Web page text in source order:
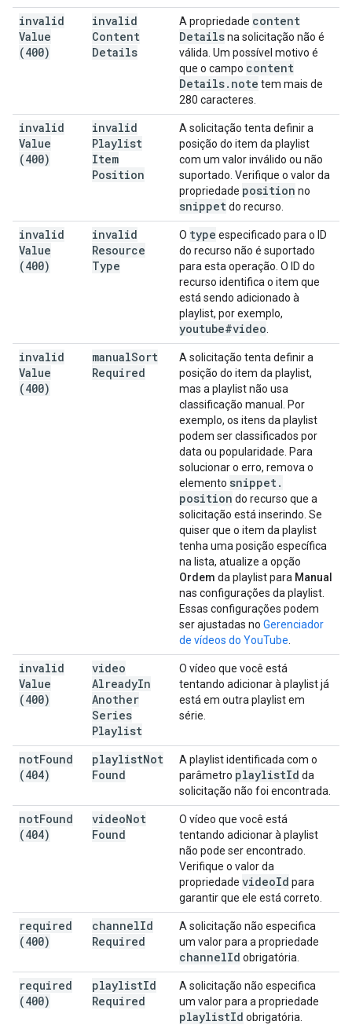
invalid
Value
(400)
invalid
Content
Details
A propriedade content
Detailsna solicitação não é
válida. Um possível motivo é
que o campo content
Details. note tem mais de
280 caracteres.
invalid
Value
(400)
invalid
Playlist
Item
Position
A solicitação tenta definir a
posição do item da playlist
com um valor inválido ou não
suportado. Verifique o valor da
propriedade position no
snippetdo recurso.
invalid
Value
(400)
invalid
Resource
Type
O type especificado para o ID
do recurso não é suportado
para esta operação. O ID do
recurso identifica o item que
está sendo adicionado à
playlist, por exemplo,
youtube#video
invalid
Value
(400)
manualSort
Required
A solicitação tenta definir a
posição do item da playlist,
mas a playlist não usa
classificação manual. Por
exemplo, os itens da playlist
podem ser classificados por
data ou popularidade. Para
solucionar o erro, remova o
elemento snippet.
position do recurso que a
solicitação está inserindo. Se
quiser que o item da playlist
tenha uma posição específica
na lista, atualize a opção
Ordem da playlist para Manual
nas configurações da playlist.
Essas configurações podem
ser ajustadas no Gerenciador
de vídeos do YouTube
invalid
Value
(400)
video
AlreadyIn
Another
Series
Playlist
O vídeo que você está
tentando adicionar à playlist já
está em outra playlist em
série.
notFound
(404)
playlistNot
Found
A playlist identificada com o
parâmetro playlistId da
solicitação não foi encontrada.
notFound
(404)
videoNot
Found
O vídeo que você está
tentando adicionar à playlist
não pode ser encontrado.
Verifique o valor da
propriedade videoId para
garantir que ele está correto.
required
(400)
channelId
Required
A solicitação não especifica
um valor para a propriedade
channelId obrigatória.
required
(400)
playlistId
Required
A solicitação não especifica
um valor para a propriedade
playlistId obrigatória.